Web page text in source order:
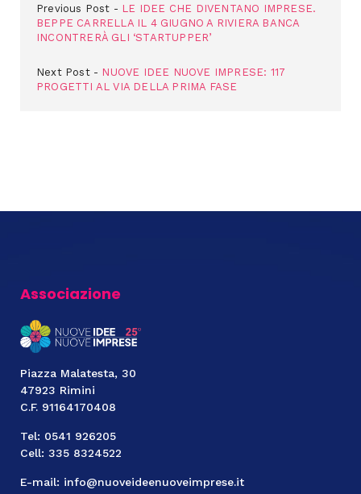
Previous Post
LE IDEE CHE DIVENTANO IMPRESE.
BEPPE CARRELLA IL 4 GIUGNO A RIVIERA BANCA
INCONTRERÀ GLI ‘STARTUPPER’
Next Post
NUOVE IDEE NUOVE IMPRESE: 117
PROGETTI AL VIA DELLA PRIMA FASE
Associazione
Piazza Malatesta, 30
47923 Rimini
C.F. 91164170408
Tel: 0541 926205
Cell: 335 8324522
E-mail: info@nuoveideenuoveimprese.it